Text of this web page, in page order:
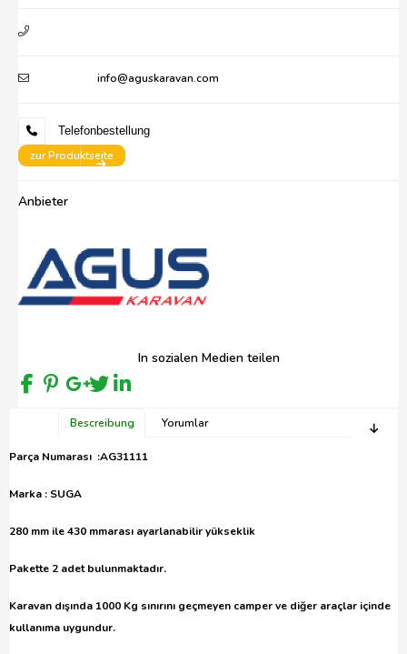
info@aguskaravan.com
Telefonbestellung
zur Produktseite
Anbieter
In sozialen Medien teilen
Bescreibung Yorumlar
Parça Numarası :AG31111
Marka : SUGA
280 mm ile 430 mmarası ayarlanabilir yükseklik
Pakette 2 adet bulunmaktadır.
Karavan dışında 1000 Kg sınırını geçmeyen camper ve diğer araçlar içinde
kullanıma uygundur.